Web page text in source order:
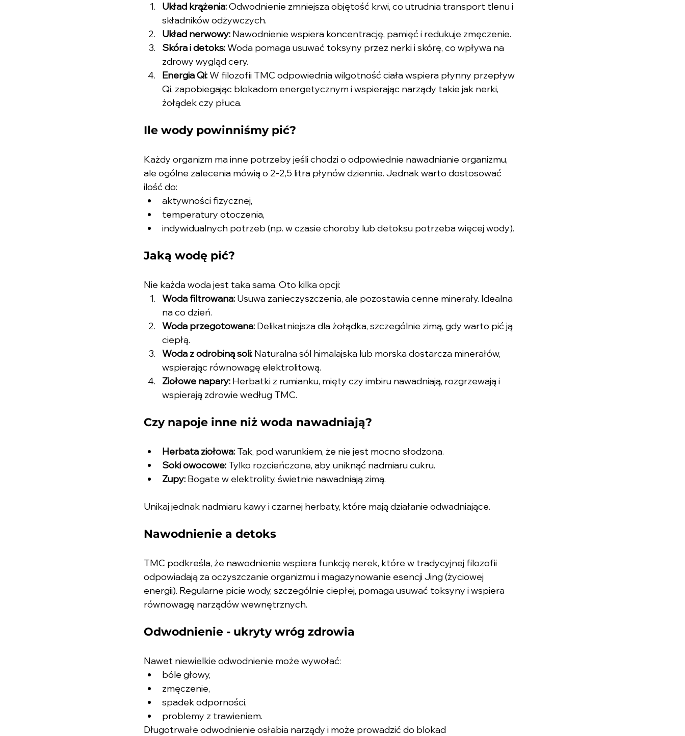
Układ krążenia: Odwodnienie zmniejsza objętość krwi, co utrudnia transport tlenu i
składników odżywczych.
Układ nerwowy: Nawodnienie wspiera koncentrację, pamięć i redukuje zmęczenie.
Skóra i detoks: Woda pomaga usuwać toksyny przez nerki i skórę, co wpływa na
zdrowy wygląd cery.
Energia Qi: W filozofii TMC odpowiednia wilgotność ciała wspiera płynny przepływ
Qi, zapobiegając blokadom energetycznym i wspierając narządy takie jak nerki,
żołądek czy płuca.
Ile wody powinniśmy pić?
Każdy organizm ma inne potrzeby jeśli chodzi o odpowiednie nawadnianie organizmu,
ale ogólne zalecenia mówią o 2-2,5 litra płynów dziennie. Jednak warto dostosować
ilość do:
aktywności fizycznej,
temperatury otoczenia,
indywidualnych potrzeb (np. w czasie choroby lub detoksu potrzeba więcej wody).
Jaką wodę pić?
Nie każda woda jest taka sama. Oto kilka opcji:
Woda filtrowana: Usuwa zanieczyszczenia, ale pozostawia cenne minerały. Idealna
na co dzień.
Woda przegotowana: Delikatniejsza dla żołądka, szczególnie zimą, gdy warto pić ją
ciepłą.
Woda z odrobiną soli: Naturalna sól himalajska lub morska dostarcza minerałów,
wspierając równowagę elektrolitową.
Ziołowe napary: Herbatki z rumianku, mięty czy imbiru nawadniają, rozgrzewają i
wspierają zdrowie według TMC.
Czy napoje inne niż woda nawadniają?
Herbata ziołowa: Tak, pod warunkiem, że nie jest mocno słodzona.
Soki owocowe: Tylko rozcieńczone, aby uniknąć nadmiaru cukru.
Zupy: Bogate w elektrolity, świetnie nawadniają zimą.
Unikaj jednak nadmiaru kawy i czarnej herbaty, które mają działanie odwadniające.
Nawodnienie a detoks
TMC podkreśla, że nawodnienie wspiera funkcję nerek, które w tradycyjnej filozofii
odpowiadają za oczyszczanie organizmu i magazynowanie esencji Jing (życiowej
energii). Regularne picie wody, szczególnie ciepłej, pomaga usuwać toksyny i wspiera
równowagę narządów wewnętrznych.
Odwodnienie - ukryty wróg zdrowia
Nawet niewielkie odwodnienie może wywołać:
bóle głowy,
zmęczenie,
spadek odporności,
problemy z trawieniem.
Długotrwałe odwodnienie osłabia narządy i może prowadzić do blokad